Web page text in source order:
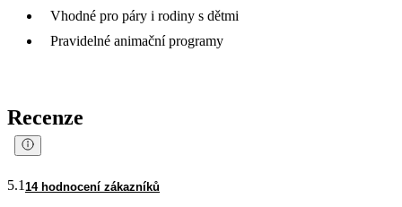
Vhodné pro páry i rodiny s dětmi
Pravidelné animační programy
Recenze
5.1 14 hodnocení zákazníků